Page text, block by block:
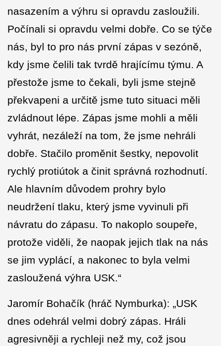
nasazením a výhru si opravdu zasloužili.
Počínali si opravdu velmi dobře. Co se týče
nás, byl to pro nás první zápas v sezóně,
kdy jsme čelili tak tvrdě hrajícímu týmu. A
přestože jsme to čekali, byli jsme stejně
překvapeni a určitě jsme tuto situaci měli
zvládnout lépe. Zápas jsme mohli a měli
vyhrát, nezáleží na tom, že jsme nehráli
dobře. Stačilo proměnit šestky, nepovolit
rychlý protiútok a činit správná rozhodnutí.
Ale hlavním důvodem prohry bylo
neudržení tlaku, který jsme vyvinuli při
návratu do zápasu. To nakoplo soupeře,
protože viděli, že naopak jejich tlak na nás
se jim vyplácí, a nakonec to byla velmi
zasloužená výhra USK.“
Jaromír Bohačík (hráč Nymburka): „USK
dnes odehrál velmi dobrý zápas. Hráli
agresivněji a rychleji než my, což jsou